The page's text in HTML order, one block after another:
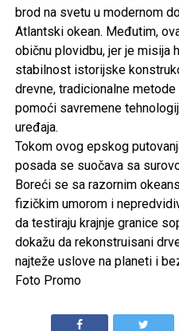
brod na svetu u modernom
Atlantski okean. Međutim,
običnu plovidbu, jer je misija
stabilnost istorijske
drevne, tradicionalne
pomoći savremene
uređaja.
Tokom ovog epskog
posada se suočava sa
Boreći se sa razornim
fizičkim umorom i
da testiraju krajnje granice
dokažu da rekonstruisani
najteže uslove na planeti i
Foto Promo